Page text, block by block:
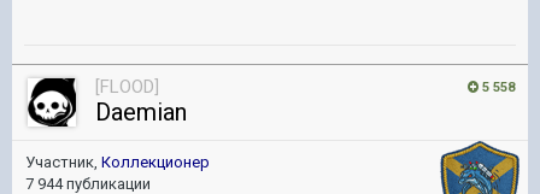
5 558
[FLOOD]
Daemian
Участник, Коллекционер
7 944 публикации